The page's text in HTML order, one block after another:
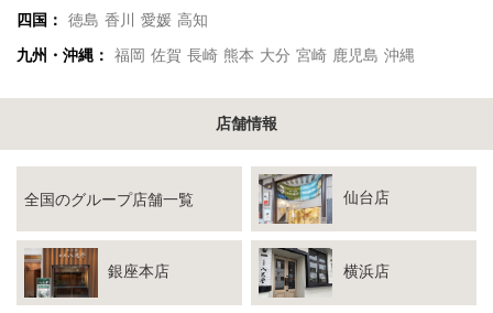
四国：
徳島 香川 愛媛 高知
九州・沖縄：
福岡 佐賀 長崎 熊本 大分 宮崎 鹿児島 沖縄
店舗情報
全国のグループ店舗一覧 仙台店
銀座本店 横浜店